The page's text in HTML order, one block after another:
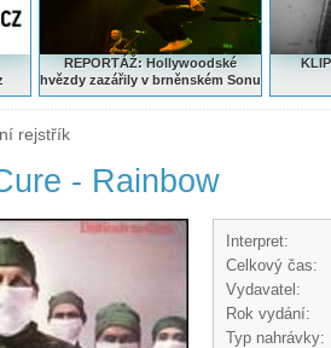
REPORTÁŽ: Hollywoodské
hvězdy zazářily v brněnském Sonu
rejstřík
- Rainbow
Interpret:
Celkový čas:
Vydavatel:
Rok vydání:
Typ nahrávky: